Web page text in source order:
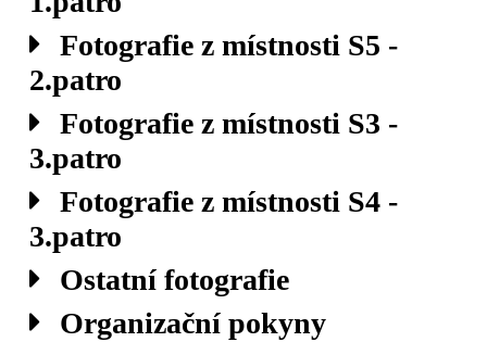
Fotografie z místnosti S5 -
2.patro
Fotografie z místnosti S3 -
3.patro
Fotografie z místnosti S4 -
3.patro
Ostatní fotografie
Organizační pokyny